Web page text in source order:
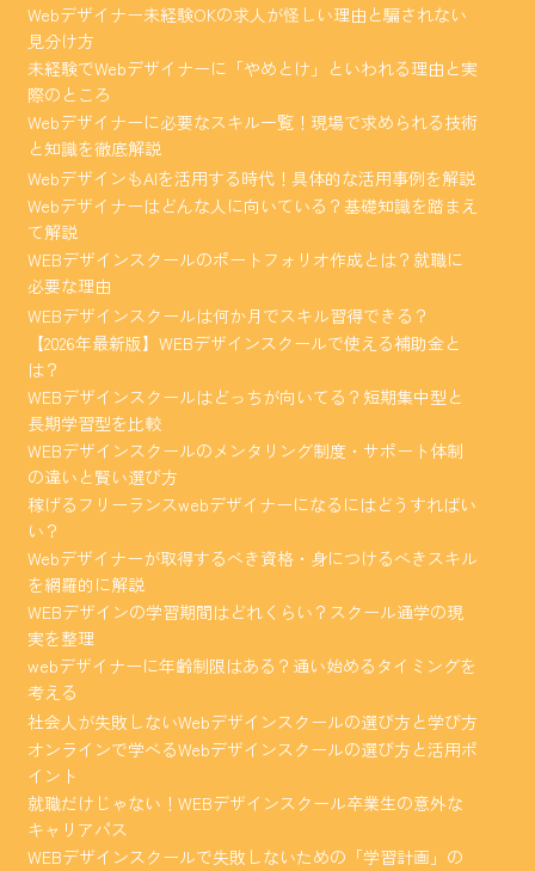
Webデザイナー未経験OKの求人が怪しい理由と騙されない
見分け方
未経験でWebデザイナーに「やめとけ」といわれる理由と実
際のところ
Webデザイナーに必要なスキル一覧！現場で求められる技術
と知識を徹底解説
WebデザインもAIを活用する時代！具体的な活用事例を解説
Webデザイナーはどんな人に向いている？基礎知識を踏まえ
て解説
WEBデザインスクールのポートフォリオ作成とは？就職に
必要な理由
WEBデザインスクールは何か月でスキル習得できる？
【2026年最新版】WEBデザインスクールで使える補助金と
は？
WEBデザインスクールはどっちが向いてる？短期集中型と
長期学習型を比較
WEBデザインスクールのメンタリング制度・サポート体制
の違いと賢い選び方
稼げるフリーランスwebデザイナーになるにはどうすればい
い？
Webデザイナーが取得するべき資格・身につけるべきスキル
を網羅的に解説
WEBデザインの学習期間はどれくらい？スクール通学の現
実を整理
webデザイナーに年齢制限はある？通い始めるタイミングを
考える
社会人が失敗しないWebデザインスクールの選び方と学び方
オンラインで学べるWebデザインスクールの選び方と活用ポ
イント
就職だけじゃない！WEBデザインスクール卒業生の意外な
キャリアパス
WEBデザインスクールで失敗しないための「学習計画」の